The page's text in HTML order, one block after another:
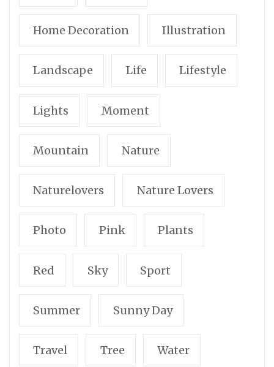
Home Decoration Illustration
Landscape Life Lifestyle
Lights Moment
Mountain Nature
Naturelovers Nature Lovers
Photo Pink Plants
Red Sky Sport
Summer Sunny Day
Travel Tree Water